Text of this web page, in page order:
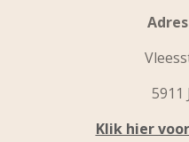
5911
Klik hier